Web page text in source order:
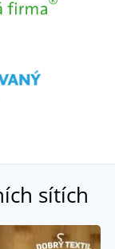
sítích